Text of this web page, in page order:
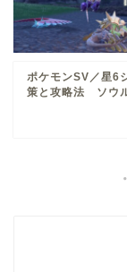
ポケモンSV／星6
策と攻略法 ソウ